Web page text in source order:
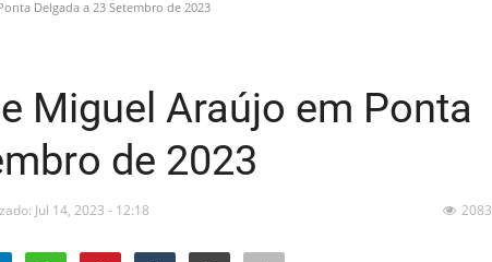
Delgada a 23 Setembro de 2023
Miguel Araújo em Ponta
de 2023
Jul 14, 2023 - 12:18 2083